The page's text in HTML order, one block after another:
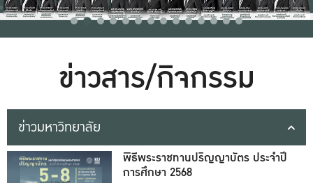
ข่าวสาร/กิจกรรม
ข่าวมหาวิทยาลัย
พิธีพระราชทานปริญญาบัตร ประจำปี
การศึกษา 2568